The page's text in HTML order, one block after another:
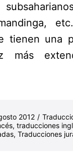
tienen una
más
2012 /
, traducciones
, Traducciones